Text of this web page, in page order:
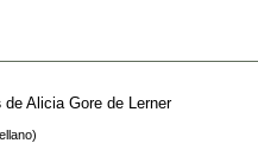
de Alicia Gore de Lerner